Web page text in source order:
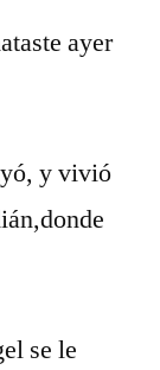
ayer
y vivió
se le